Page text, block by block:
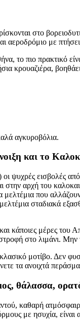
στο
αεροδρόμιο με
το πιο πρακτικό
κρουαζιέρα,
αγκυροβόλια.
και το
ψυχρές εισβολές
στην αρχή του
που
σταδιακά
κάποιες μέρες
στο λιμάνι.
μοτίβο. Δεν
τα ανοιχτά
θάλασσα,
καθαρή
με ησυχία, είναι